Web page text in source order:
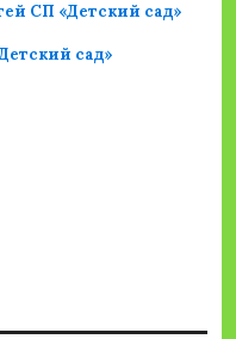
СП «Детский сад»
сад»